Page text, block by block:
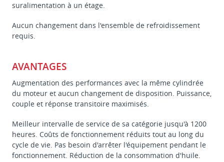
suralimentation à un étage.
Aucun changement dans l'ensemble de refroidissement
requis.
AVANTAGES
Augmentation des performances avec la même cylindrée
du moteur et aucun changement de disposition. Puissance,
couple et réponse transitoire maximisés.
Meilleur intervalle de service de sa catégorie jusqu'à 1200
heures. Coûts de fonctionnement réduits tout au long du
cycle de vie. Pas besoin d'arrêter l'équipement pendant le
fonctionnement. Réduction de la consommation d'huile.